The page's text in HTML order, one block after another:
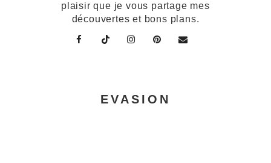
plaisir que je vous partage mes
découvertes et bons plans.
EVASION